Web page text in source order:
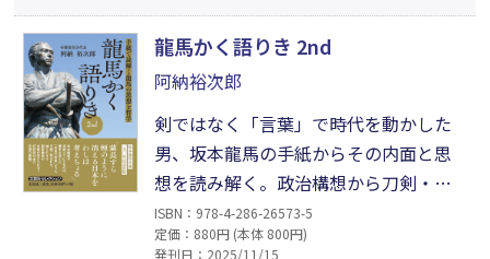
八百年の時を越えた家伝を、筆者が逡巡
を超えて活字化。系譜と伝承の齟齬を丹
念に洗い直し、新たな義秀像を提示する
歴史資料としての一書。
龍馬かく語りき 2nd
阿納裕次郎
剣ではなく「言葉」で時代を動かした
男、坂本龍馬の手紙からその内面と思
想を読み解く。政治構想から刀剣・和
歌・女性とのやりとりまで、多岐にわ
たる手紙を通じて、“人間・龍馬”の素
ISBN：978-4-286-26573-5
定価：880円 (本体 800円)
発刊日：2025/11/15